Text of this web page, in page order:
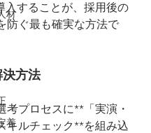
材
着
入することが、採用後の
防ぐ最も確実な方法で
方法
考プロセスに**「実演・
キルチェック**を組み込